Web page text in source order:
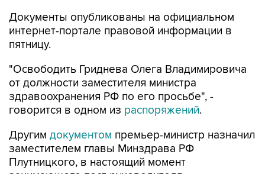
Документы опубликованы на официальном
интернет-портале правовой информации в
пятницу.
"Освободить Гриднева Олега Владимировича
от должности заместителя министра
здравоохранения РФ по его просьбе", -
говорится в одном из распоряжений.
Другим документом премьер-министр назначил
заместителем главы Минздрава РФ
Плутницкого, в настоящий момент